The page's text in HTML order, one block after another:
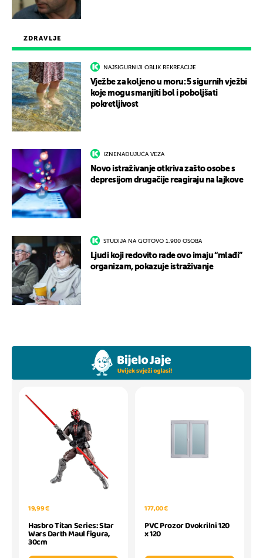
ZDRAVLJE
NAJSIGURNIJI OBLIK REKREACIJE
Vježbe za koljeno u moru: 5 sigurnih vježbi
koje mogu smanjiti bol i poboljšati
pokretljivost
IZNENAĐUJUĆA VEZA
Novo istraživanje otkriva zašto osobe s
depresijom drugačije reagiraju na lajkove
STUDIJA NA GOTOVO 1.900 OSOBA
Ljudi koji redovito rade ovo imaju “mlađi”
organizam, pokazuje istraživanje
19,99 €
Hasbro Titan Series: Star
Wars Darth Maul figura,
30cm
177,00 €
PVC Prozor Dvokrilni 120
x 120